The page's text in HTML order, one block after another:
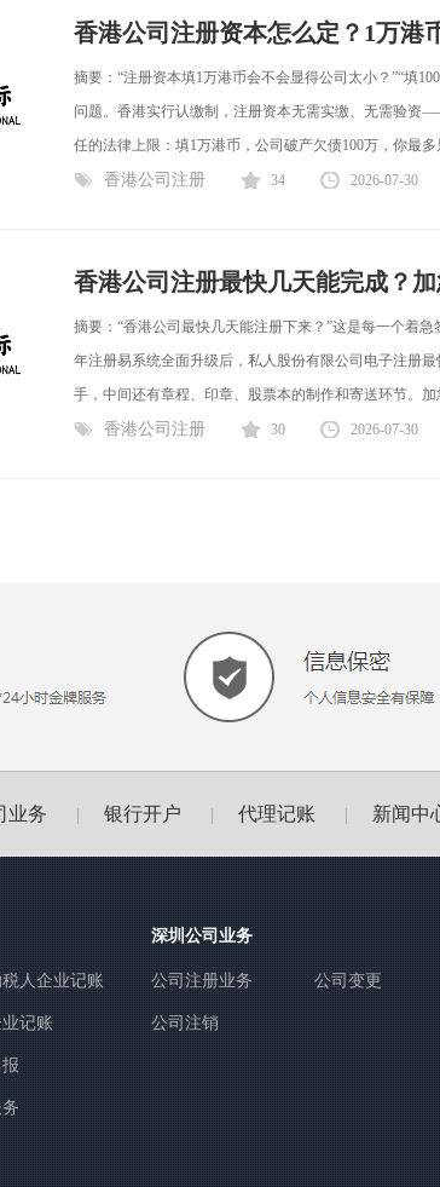
香港公司注册资本怎么定？1万港
摘要：“注册资本填1万港币会不会显得公司太小？”“填
问题。香港实行认缴制，注册资本无需实缴、无需验资
任的法律上限：填1万港币，公司破产欠债100万，你最
香港公司注册 34 2026-07-30
香港公司注册最快几天能完成？
摘要：“香港公司最快几天能注册下来？”这是每一个着
年注册易系统全面升级后，私人股份有限公司电子注册
手，中间还有章程、印章、股票本的制作和寄送环节。
香港公司注册 30 2026-07-30
业务 银行开户 代理记账 新闻中
人企业记账
记账
深圳公司业务
公司注册业务 公司变更
公司注销